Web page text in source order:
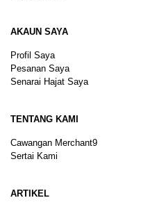
AKAUN SAYA
Profil Saya
Pesanan Saya
Senarai Hajat Saya
TENTANG KAMI
Cawangan Merchant9
Sertai Kami
ARTIKEL